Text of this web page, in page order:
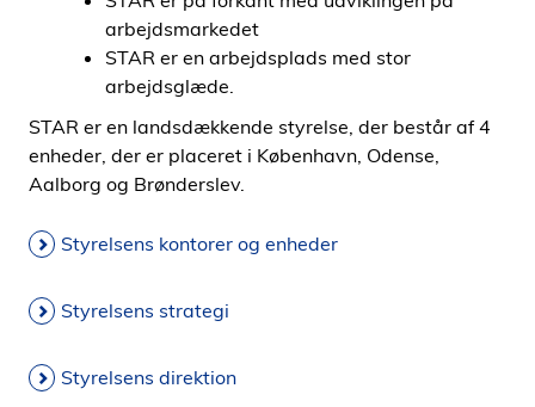
arbejdsmarkedet
STAR er en arbejdsplads med stor
arbejdsglæde.
STAR er en landsdækkende styrelse, der består af 4
enheder, der er placeret i København, Odense,
Aalborg og Brønderslev.
Styrelsens kontorer og enheder
Styrelsens strategi
Styrelsens direktion